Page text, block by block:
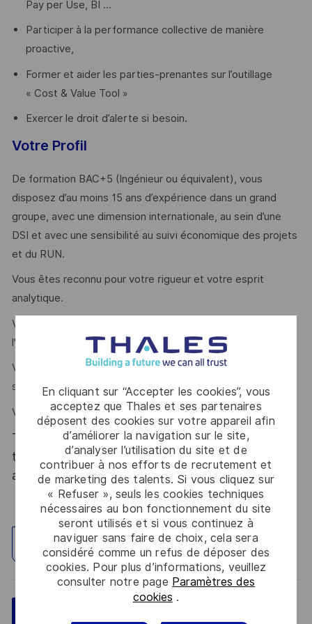
En cliquant sur “Accepter les cookies”, vous
acceptez que Thales et ses partenaires
déposent des cookies sur votre appareil afin
d’améliorer la navigation sur le site,
d’analyser l’utilisation du site et de
contribuer à nos efforts de recrutement et
de marketing des talents. Si vous cliquez sur
« Refuser », seuls les cookies techniques
nécessaires au bon fonctionnement du site
seront utilisés et si vous continuez à
naviguer sans faire de choix, cela sera
considéré comme un refus de déposer des
cookies. Pour plus d’informations, veuillez
consulter notre page Paramètres des
cookies .
Pay per Use, BI …
Participer à la performance collective de manière
proactive,
Former et aider les parties-prenantes sur l’outillage
« Cost & Value Tool »
Exercer le droit d’alerte si besoin.
Votre Profil
De formation BAC+5 (Ingénieur ou équivalent), vous
disposez d’au moins 15 ans d’expérience dans un grand
groupe, avec une dimension internationale, au sein d’une
DSI et avec une sensibilité au suivi économique des projets
et du RUN.
Vous êtes reconnu pour votre rigueur et votre esprit
analytique.
Vous savez travailler de manière collaborative, vous êtes à
l'écoute, patient et bienveillant.
Vous avez des compétences avérées sur les logiciels
suivants : SAP, Pack Office (Excel voire VBA), PowerBI.
Vous avez un niveau d'anglais courant.
Thales, entreprise Handi-Engagée, reconnait
tous les talents. La diversité est notre meilleur
atout. Postulez et rejoignez nous !
Explorez un site